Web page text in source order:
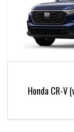
Honda CR-V